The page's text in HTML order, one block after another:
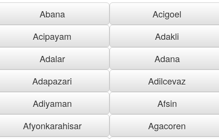
Abana
Acigoel
Acipayam
Adakli
Adalar
Adana
Adapazari
Adilcevaz
Adiyaman
Afsin
Afyonkarahisar
Agacoren